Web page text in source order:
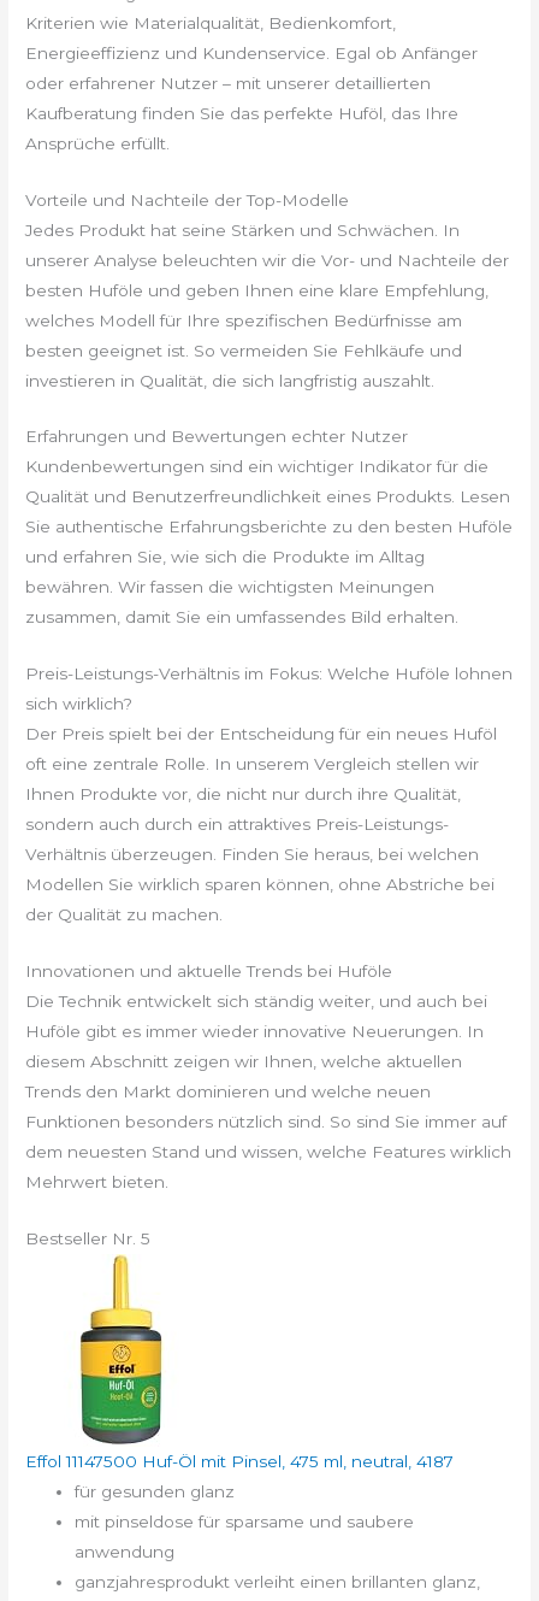
Kriterien wie Materialqualität, Bedienkomfort,
Energieeffizienz und Kundenservice. Egal ob Anfänger
oder erfahrener Nutzer – mit unserer detaillierten
Kaufberatung finden Sie das perfekte Huföl, das Ihre
Ansprüche erfüllt.
Vorteile und Nachteile der Top-Modelle
Jedes Produkt hat seine Stärken und Schwächen. In
unserer Analyse beleuchten wir die Vor- und Nachteile der
besten Huföle und geben Ihnen eine klare Empfehlung,
welches Modell für Ihre spezifischen Bedürfnisse am
besten geeignet ist. So vermeiden Sie Fehlkäufe und
investieren in Qualität, die sich langfristig auszahlt.
Erfahrungen und Bewertungen echter Nutzer
Kundenbewertungen sind ein wichtiger Indikator für die
Qualität und Benutzerfreundlichkeit eines Produkts. Lesen
Sie authentische Erfahrungsberichte zu den besten Huföle
und erfahren Sie, wie sich die Produkte im Alltag
bewähren. Wir fassen die wichtigsten Meinungen
zusammen, damit Sie ein umfassendes Bild erhalten.
Preis-Leistungs-Verhältnis im Fokus: Welche Huföle lohnen
sich wirklich?
Der Preis spielt bei der Entscheidung für ein neues Huföl
oft eine zentrale Rolle. In unserem Vergleich stellen wir
Ihnen Produkte vor, die nicht nur durch ihre Qualität,
sondern auch durch ein attraktives Preis-Leistungs-
Verhältnis überzeugen. Finden Sie heraus, bei welchen
Modellen Sie wirklich sparen können, ohne Abstriche bei
der Qualität zu machen.
Innovationen und aktuelle Trends bei Huföle
Die Technik entwickelt sich ständig weiter, und auch bei
Huföle gibt es immer wieder innovative Neuerungen. In
diesem Abschnitt zeigen wir Ihnen, welche aktuellen
Trends den Markt dominieren und welche neuen
Funktionen besonders nützlich sind. So sind Sie immer auf
dem neuesten Stand und wissen, welche Features wirklich
Mehrwert bieten.
Bestseller Nr. 5
Effol 11147500 Huf-Öl mit Pinsel, 475 ml, neutral, 4187
für gesunden glanz
mit pinseldose für sparsame und saubere
anwendung
ganzjahresprodukt verleiht einen brillanten glanz,